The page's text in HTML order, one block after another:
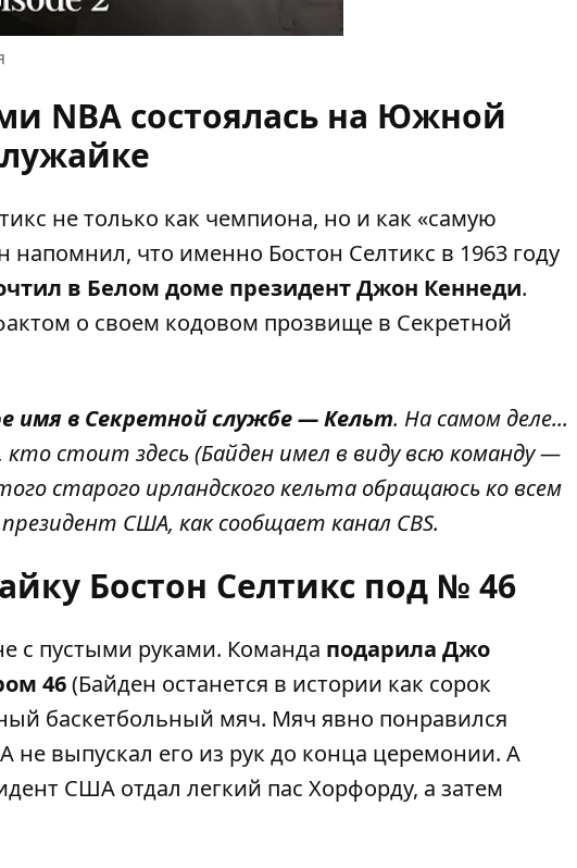
NBA состоялась на Южной
лужайке
не только как чемпиона, но и как «самую
что именно Бостон Селтикс в 1963 году
в Белом доме президент Джон Кеннеди.
о своем кодовом прозвище в Секретной
имя в Секретной службе — Кельт. На самом деле...
стоит здесь (Байден имел в виду всю команду —
старого ирландского кельта обращаюсь ко всем
США, как сообщает канал CBS.
Бостон Селтикс под № 46
с пустыми руками. Команда подарила Джо
46(Байден останется в истории как сорок
баскетбольный мяч. Мяч явно понравился
выпускал его из рук до конца церемонии. А
США отдал легкий пас Хорфорду, а затем